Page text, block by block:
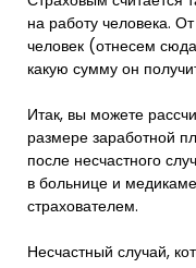
на работу человека.
человек (отнесем
какую сумму он
Итак, вы можете
размере заработной
после несчастного
в больнице и
страхователем.
Несчастный случай,